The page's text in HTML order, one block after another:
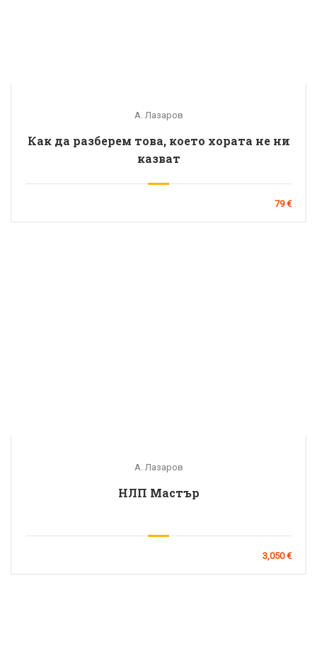
А. Лазаров
Как да разберем това, което хората не ни
казват
79 €
А. Лазаров
НЛП Мастър
3,050 €